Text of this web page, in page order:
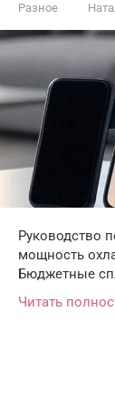
Разное
Руководство
мощность
Бюджетные
Читать